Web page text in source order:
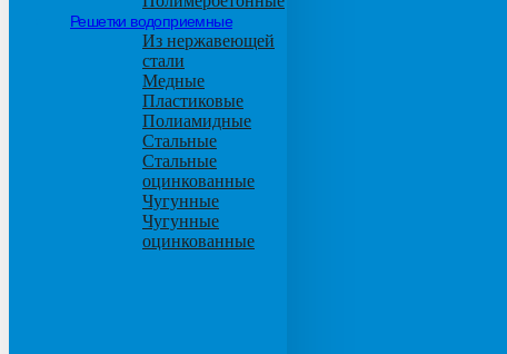
Решетки водоприемные
Из нержавеющей
стали
Медные
Пластиковые
Полиамидные
Стальные
Стальные
оцинкованные
Чугунные
Чугунные
оцинкованные